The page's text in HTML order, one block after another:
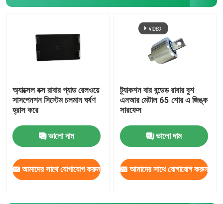
অ্যাক্সেল বক্স রাবার প্যাড রেলওয়ে
সাসপেনশন সিস্টেম চলমান ঘর্ষণ
হ্রাস করে
ভালো দাম
আমাদের সাথে যোগাযোগ করুন
ট্র্যাকশন বার বন্ডেড রাবার বুশ
এনআর মেটাল 65 শোর এ জিঙ্ক
সারফেস
ভালো দাম
আমাদের সাথে যোগাযোগ করুন